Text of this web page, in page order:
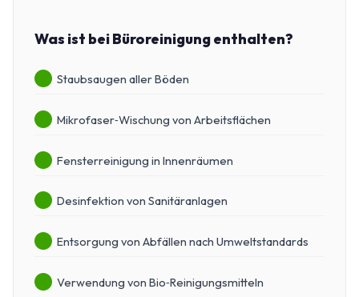
Was ist bei Büroreinigung enthalten?
Staubsaugen aller Böden
Mikrofaser‑Wischung von Arbeitsflächen
Fensterreinigung in Innenräumen
Desinfektion von Sanitäranlagen
Entsorgung von Abfällen nach Umweltstandards
Verwendung von Bio‑Reinigungsmitteln